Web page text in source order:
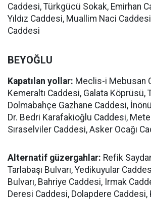
Caddesi, Türkgücü Sokak, Emirhan
Yıldız Caddesi, Muallim Naci
Caddesi
BEYOĞLU
Kapatılan yollar: Meclis-i Mebusan
Kemeraltı Caddesi, Galata Köprüsü,
Dolmabahçe Gazhane Caddesi,
Dr. Bedri Karafakioğlu Caddesi,
Sıraselviler Caddesi, Asker Ocağı
Alternatif güzergahlar: Refik
Tarlabaşı Bulvarı, Yedikuyular
Bulvarı, Bahriye Caddesi, Irmak
Deresi Caddesi, Dolapdere Caddesi,